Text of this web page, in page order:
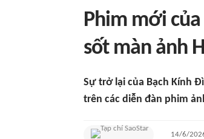
Phim mới
sốt màn ảnh
Sự trở lại của Bạch Kính
trên các diễn đàn phim
14/6/